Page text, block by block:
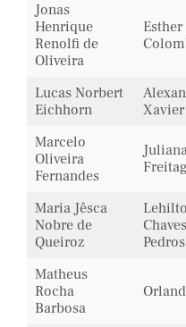
Jonas
Henrique
Renolfi de
Oliveira
Lucas Norbert
Eichhorn
Marcelo
Oliveira
Fernandes
Maria Jêsca
Nobre de
Queiroz
Chaves
Matheus
Rocha
Barbosa